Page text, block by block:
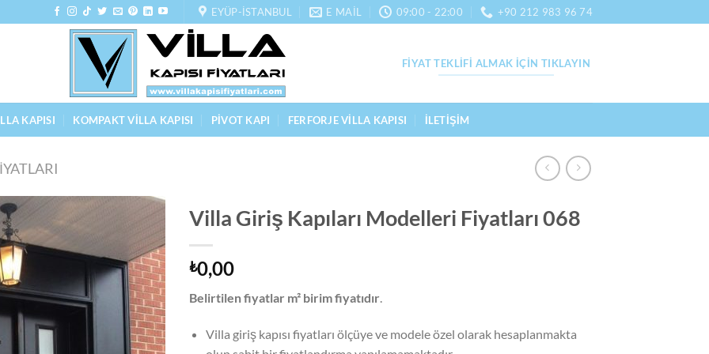
EYÜP-İSTANBUL E MAIL 09:00 - 22:00 +90 212 983 96 74
FIYAT TEKLIFI ALMAK İÇIN TIKLAYIN
KAPISI KOMPAKT VILLA KAPISI PIVOT KAPI FERFORJE VILLA KAPISI İLETIŞIM
Villa Giriş Kapıları Modelleri Fiyatları 068
₺0,00
Belirtilen fiyatlar m² birim fiyatıdır.
Villa giriş kapısı fiyatları ölçüye ve modele özel olarak hesaplanmakta